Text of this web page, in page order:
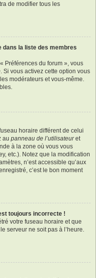
de modifier tous les
dans la liste des membres
Préférences du forum », vous
. Si vous activez cette option vous
modérateurs et vous-même.
horaire différent de celui
au panneau de l’utilisateuret
à la zone où vous vous
etc.). Notez que la modification
n’est accessible qu’aux
c’est le bon moment
toujours incorrecte !
votre fuseau horaire et que
serveur ne soit pas à l’heure.